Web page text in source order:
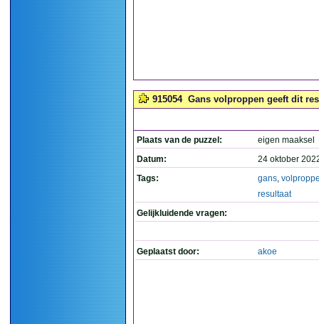
915054 Gans volproppen geeft dit
Plaats van de puzzel:
eigen maaksel
Datum:
24 oktober
Tags:
gans,
resultaat
Gelijkluidende vragen:
Geplaatst door: akoe